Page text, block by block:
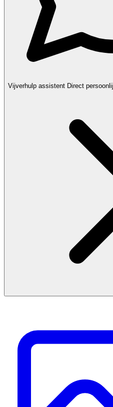
Vijverhulp assistent Direct